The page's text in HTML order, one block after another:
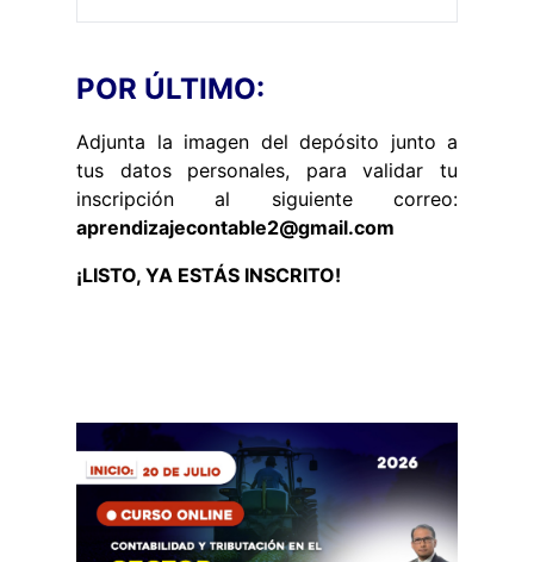
POR ÚLTIMO:
Adjunta la imagen del depósito junto a
tus datos personales, para validar tu
inscripción al siguiente correo:
aprendizajecontable2@gmail.com
¡LISTO, YA ESTÁS INSCRITO!